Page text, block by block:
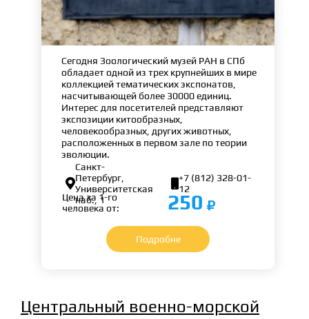
Сегодня Зоологический музей РАН в СПб
обладает одной из трех крупнейших в мире
коллекцией тематических экспонатов,
насчитывающей более 30000 единиц.
Интерес для посетителей представляют
экспозиции китообразных,
человекообразных, других животных,
расположенных в первом зале по теории
эволюции.

Санкт-
Петербург,
Университетская
наб., 1
+7 (812) 328-01-
12
Цена за 1-го
человека от:
250
Подробне
Центральный военно-морской